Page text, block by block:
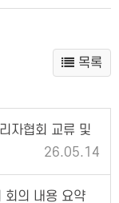
목록
자협회 교류 및
26.05.14
의 내용 요약